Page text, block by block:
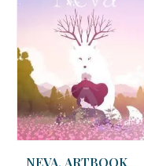
NEVA. ARTBOOK